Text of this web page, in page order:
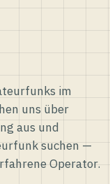
im
uns über
aus und
suchen —
Operator.